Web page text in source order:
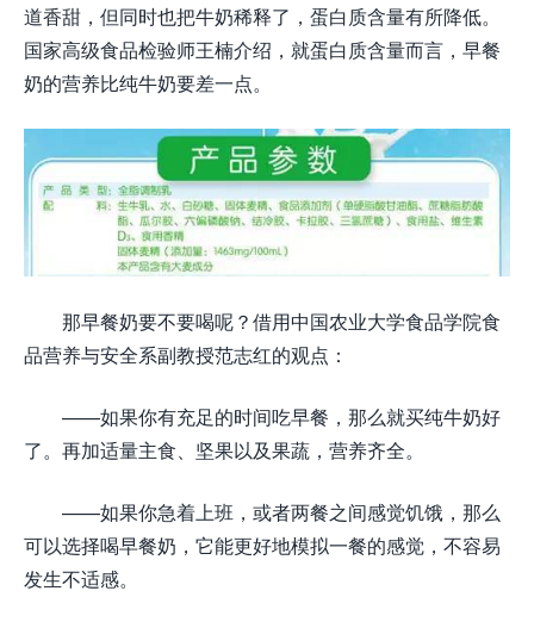
道香甜，但同时也把牛奶稀释了，蛋白质含量有所降低。
国家高级食品检验师王楠介绍，就蛋白质含量而言，早餐
奶的营养比纯牛奶要差一点。
那早餐奶要不要喝呢？借用中国农业大学食品学院食
品营养与安全系副教授范志红的观点：
——如果你有充足的时间吃早餐，那么就买纯牛奶好
了。再加适量主食、坚果以及果蔬，营养齐全。
——如果你急着上班，或者两餐之间感觉饥饿，那么
可以选择喝早餐奶，它能更好地模拟一餐的感觉，不容易
发生不适感。